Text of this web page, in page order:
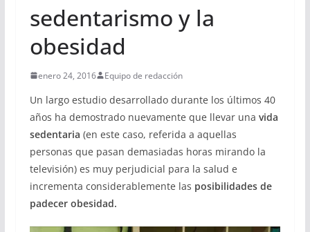
sedentarismo y la
obesidad
enero 24, 2016 Equipo de redacción
Un largo estudio desarrollado durante los últimos 40
años ha demostrado nuevamente que llevar una vida
sedentaria (en este caso, referida a aquellas
personas que pasan demasiadas horas mirando la
televisión) es muy perjudicial para la salud e
incrementa considerablemente las posibilidades de
padecer obesidad.